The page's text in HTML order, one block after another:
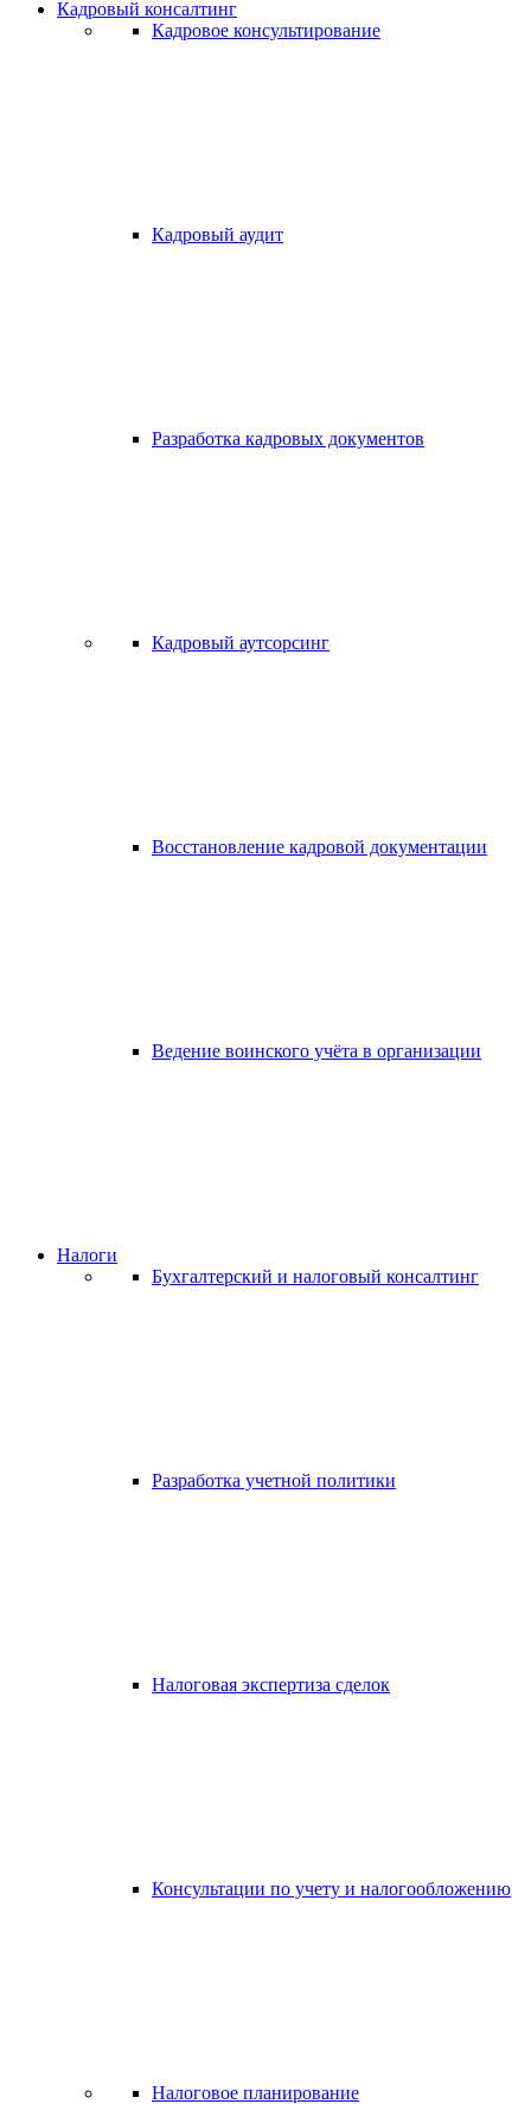
Кадровый консалтинг
Кадровое консультирование
Кадровый аудит
Разработка кадровых документов
Кадровый аутсорсинг
Восстановление кадровой документации
Ведение воинского учёта в организации
Налоги
Бухгалтерский и налоговый консалтинг
Разработка учетной политики
Налоговая экспертиза сделок
Консультации по учету и налогообложению
Налоговое планирование